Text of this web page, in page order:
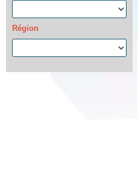
Région